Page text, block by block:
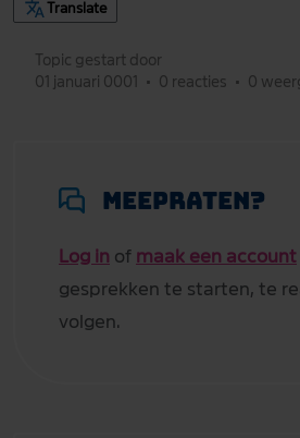
Translate
Topic gestart door
01 januari 0001
• 0 reacties • 0
Meepraten?
Log in of maak een account
gesprekken te starten, te
volgen.